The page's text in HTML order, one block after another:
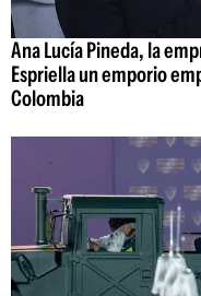
Ana Lucía Pineda, la
Espriella un emporio
Colombia